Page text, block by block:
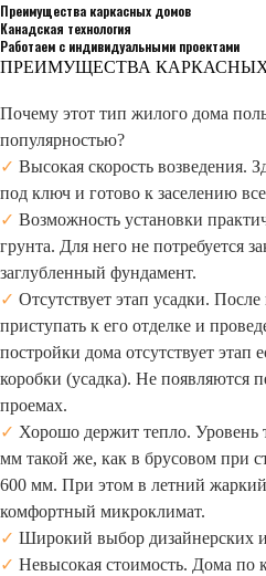
Преимущества каркасных домов
Канадская технология
Работаем с индивидуальными проектами
ПРЕИМУЩЕСТВА
Почему этот тип жилого дома
популярностью?
✓ Высокая скорость возведения.
под ключ и готово к заселению
✓ Возможность установки
грунта. Для него не потребуется
заглубленный фундамент.
✓ Отсутствует этап усадки.
приступать к его отделке и
постройки дома отсутствует этап
коробки (усадка). Не появляются
проемах.
✓ Хорошо держит тепло. Уровень
мм такой же, как в брусовом при
600 мм. При этом в летний жаркий
комфортный микроклимат.
✓ Широкий выбор дизайнерских
✓ Невысокая стоимость. Дома по